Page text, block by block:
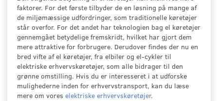
faktorer. For det første tilbyder de en løsning på mange af
de miljømæssige udfordringer, som traditionelle køretøjer
står overfor. For det andet har teknologien bag el køretøjer
gennemgået betydelige fremskridt, hvilket har gjort dem
mere attraktive for forbrugere. Derudover findes der nu en
bred vifte af el køretøjer, fra elbiler og el-cykler til
elektriske erhvervskøretøjer, som alle bidrager til den
grønne omstilling. Hvis du er interesseret i at udforske
mulighederne inden for erhvervstransport, kan du læse
mere om vores elektriske erhvervskøretøjer.